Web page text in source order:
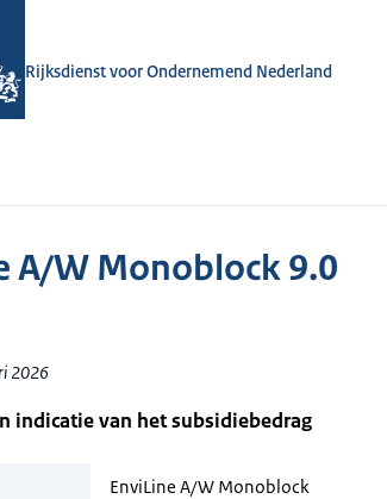
Rijksdienst voor Ondernemend Nederland
A/W Monoblock 9.0
2026
indicatie van het subsidiebedrag
EnviLine A/W Monoblock